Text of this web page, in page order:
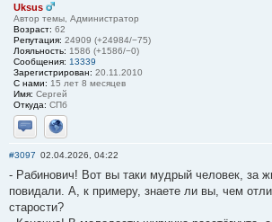
Uksus
Автор темы, Администратор
Возраст: 62
Репутация: 24909 (+24984/−75)
Лояльность: 1586 (+1586/−0)
Сообщения: 13339
Зарегистрирован: 20.11.2010
С нами: 15 лет 8 месяцев
Имя: Сергей
Откуда: СПб
Отправить личное сообщение
Сайт
#3097 02.04.2026, 04:22
- Рабинович! Вот вы таки мудрый человек, за
повидали. А, к примеру, знаете ли вы, чем
старости?